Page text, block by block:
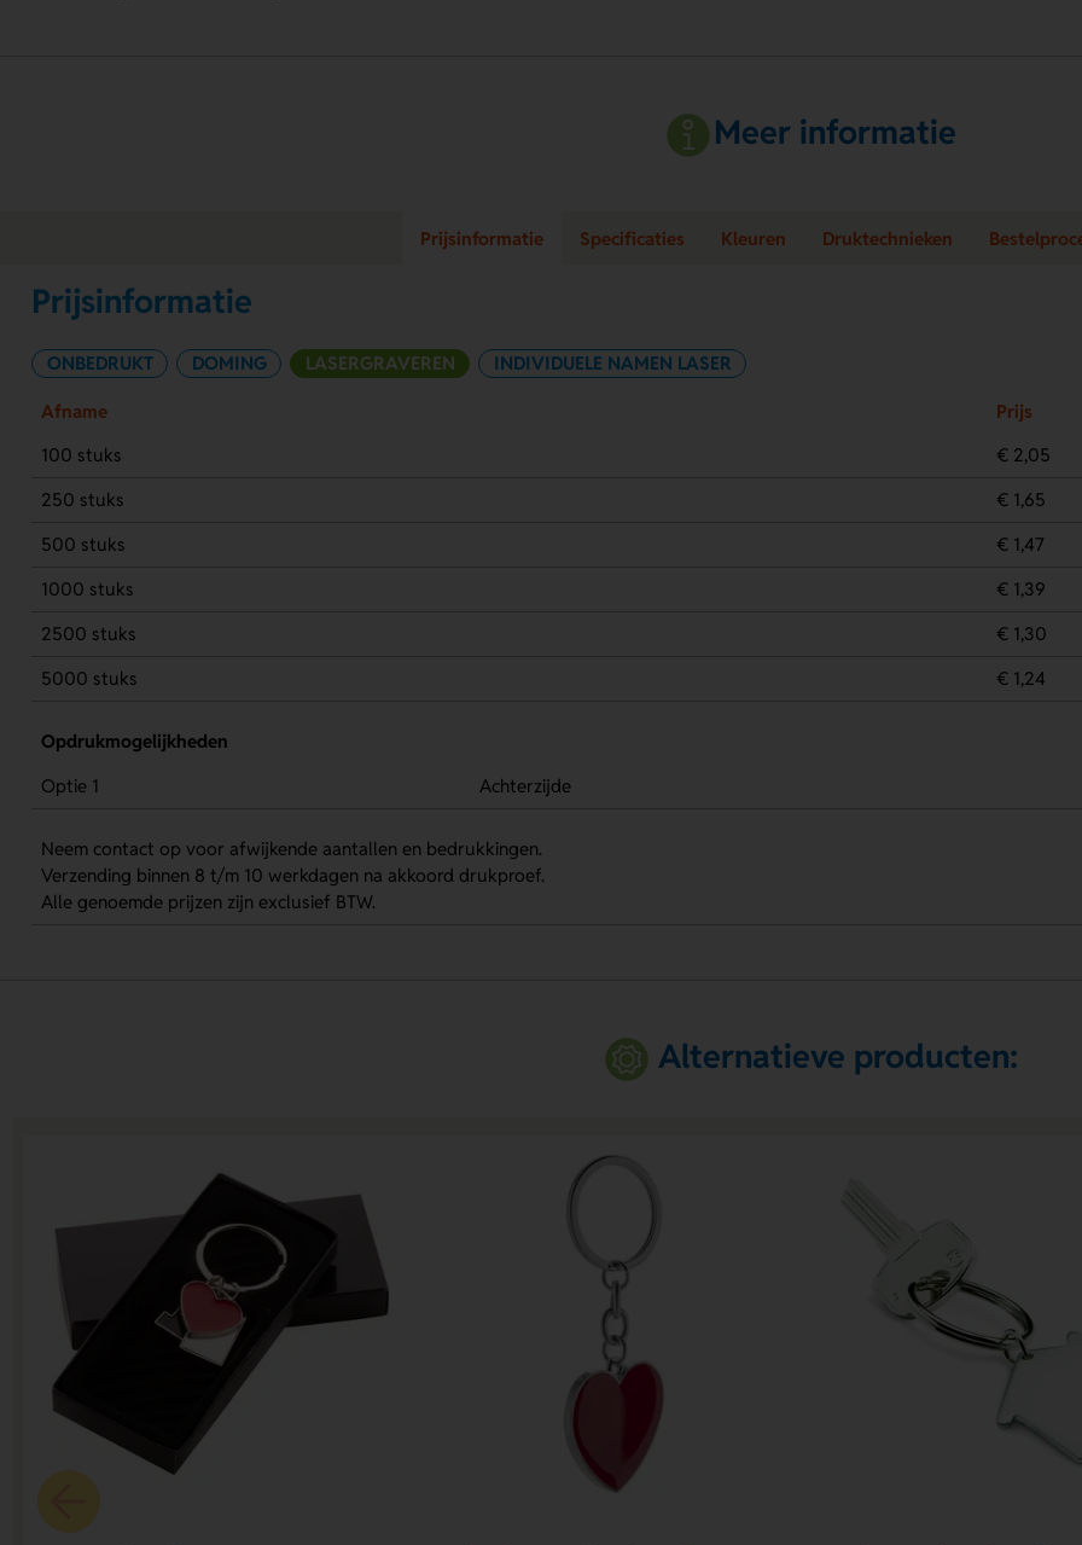
Meer informatie
Prijsinformatie Specificaties Kleuren Druktechnieken
Prijsinformatie
ONBEDRUKT DOMING LASERGRAVEREN INDIVIDUELE NAMEN LASER
Afname
Prijs
100 stuks
€ 2,05
250 stuks
€ 1,65
500 stuks
€ 1,47
1000 stuks
€ 1,39
2500 stuks
€ 1,30
5000 stuks
€ 1,24
Opdrukmogelijkheden
Optie 1
Achterzijde
Neem contact op voor afwijkende aantallen en bedrukkingen.
Verzending binnen 8 t/m 10 werkdagen na akkoord drukproef.
Alle genoemde prijzen zijn exclusief BTW.
Alternatieve producten: